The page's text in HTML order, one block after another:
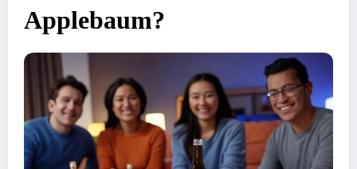
Applebaum?